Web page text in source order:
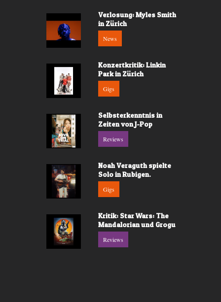
Verlosung: Myles Smith
in Zürich
News
Konzertkritik: Linkin
Park in Zürich
Gigs
Selbsterkenntnis in
Zeiten von J-Pop
Reviews
Noah Veraguth spielte
Solo in Rubigen.
Gigs
Kritik: Star Wars: The
Mandalorian und Grogu
Reviews